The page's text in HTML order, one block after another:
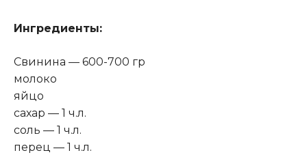
Ингредиенты:
Свинина — 600-700 гр
молоко
яйцо
сахар — 1 ч.л.
соль — 1 ч.л.
перец — 1 ч.л.